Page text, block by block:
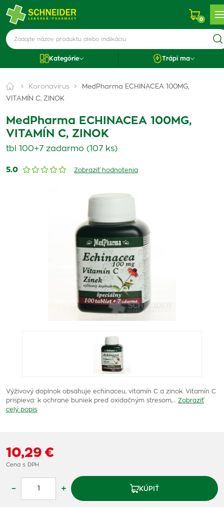
0
Kategórie Trápi ma
Koronavírus
MedPharma ECHINACEA 100MG,
VITAMÍN C, ZINOK
MedPharma ECHINACEA 100MG,
VITAMÍN C, ZINOK
tbl 100+7 zadarmo (107 ks)
5.0 Zobraziť hodnotenia
Výživový doplnok obsahuje echinaceu, vitamín C a zinok. Vitamín C
prispieva: k ochrane buniek pred oxidačným stresom,…
Zobraziť
celý popis
10,29 €
Cena s DPH
– + KÚPIŤ